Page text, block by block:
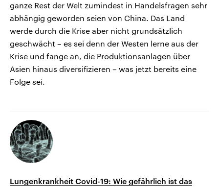
ganze Rest der Welt zumindest in Handelsfragen sehr
abhängig geworden seien von China. Das Land
werde durch die Krise aber nicht grundsätzlich
geschwächt – es sei denn der Westen lerne aus der
Krise und fange an, die Produktionsanlagen über
Asien hinaus diversifizieren – was jetzt bereits eine
Folge sei.
Lungenkrankheit Covid-19: Wie gefährlich ist das